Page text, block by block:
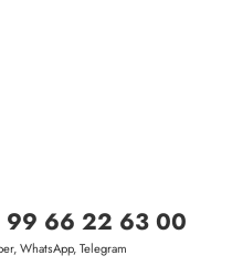
99 66 22 63 00
WhatsApp, Telegram